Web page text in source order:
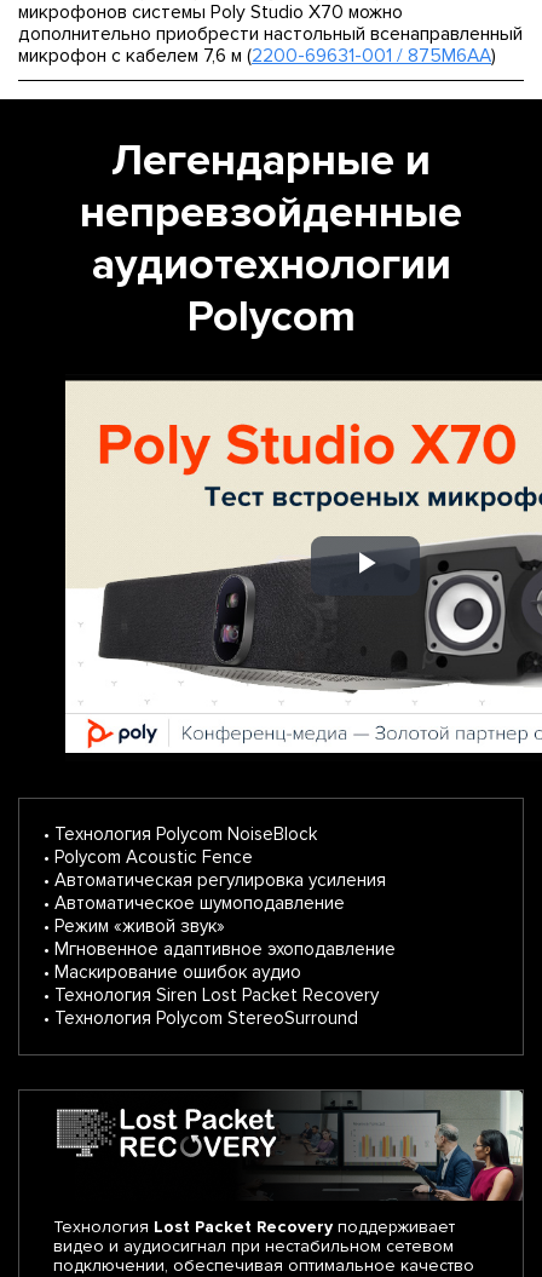
микрофонов системы Poly Studio X70 можно
дополнительно приобрести настольный всенаправленный
микрофон с кабелем 7,6 м (2200-69631-001 / 875M6AA)
Легендарные и
непревзойденные
аудиотехнологии
Polycom
Play
Video
• Технология Polycom NoiseBlock
• Polycom Acoustic Fence
• Автоматическая регулировка усиления
• Автоматическое шумоподавление
• Режим «живой звук»
• Мгновенное адаптивное эхоподавление
• Маскирование ошибок аудио
• Технология Siren Lost Packet Recovery
• Технология Polycom StereoSurround
Технология Lost Packet Recovery поддерживает
видео и аудиосигнал при нестабильном сетевом
подключении, обеспечивая оптимальное качество